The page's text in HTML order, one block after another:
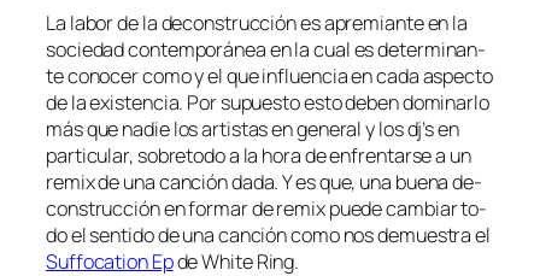
La la­bor de la de­cons­truc­ción es apre­mian­te en la
so­cie­dad con­tem­po­rá­nea en la cual es de­ter­mi­nan­
te co­no­cer co­mo y el que in­fluen­cia en ca­da as­pec­to
de la exis­ten­cia. Por su­pues­to es­to de­ben do­mi­nar­lo
más que na­die los ar­tis­tas en ge­ne­ral y los dj’s en
par­ti­cu­lar, so­bre­to­do a la ho­ra de en­fren­tar­se a un
re­mix de una can­ción da­da. Y es que, una bue­na de­
cons­truc­ción en for­mar de re­mix pue­de cam­biar to­
do el sen­ti­do de una can­ción co­mo nos de­mues­tra el
Suffocation Epde White Ring.